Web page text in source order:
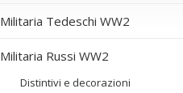
Militaria Tedeschi WW2
Militaria Russi WW2
Distintivi e decorazioni